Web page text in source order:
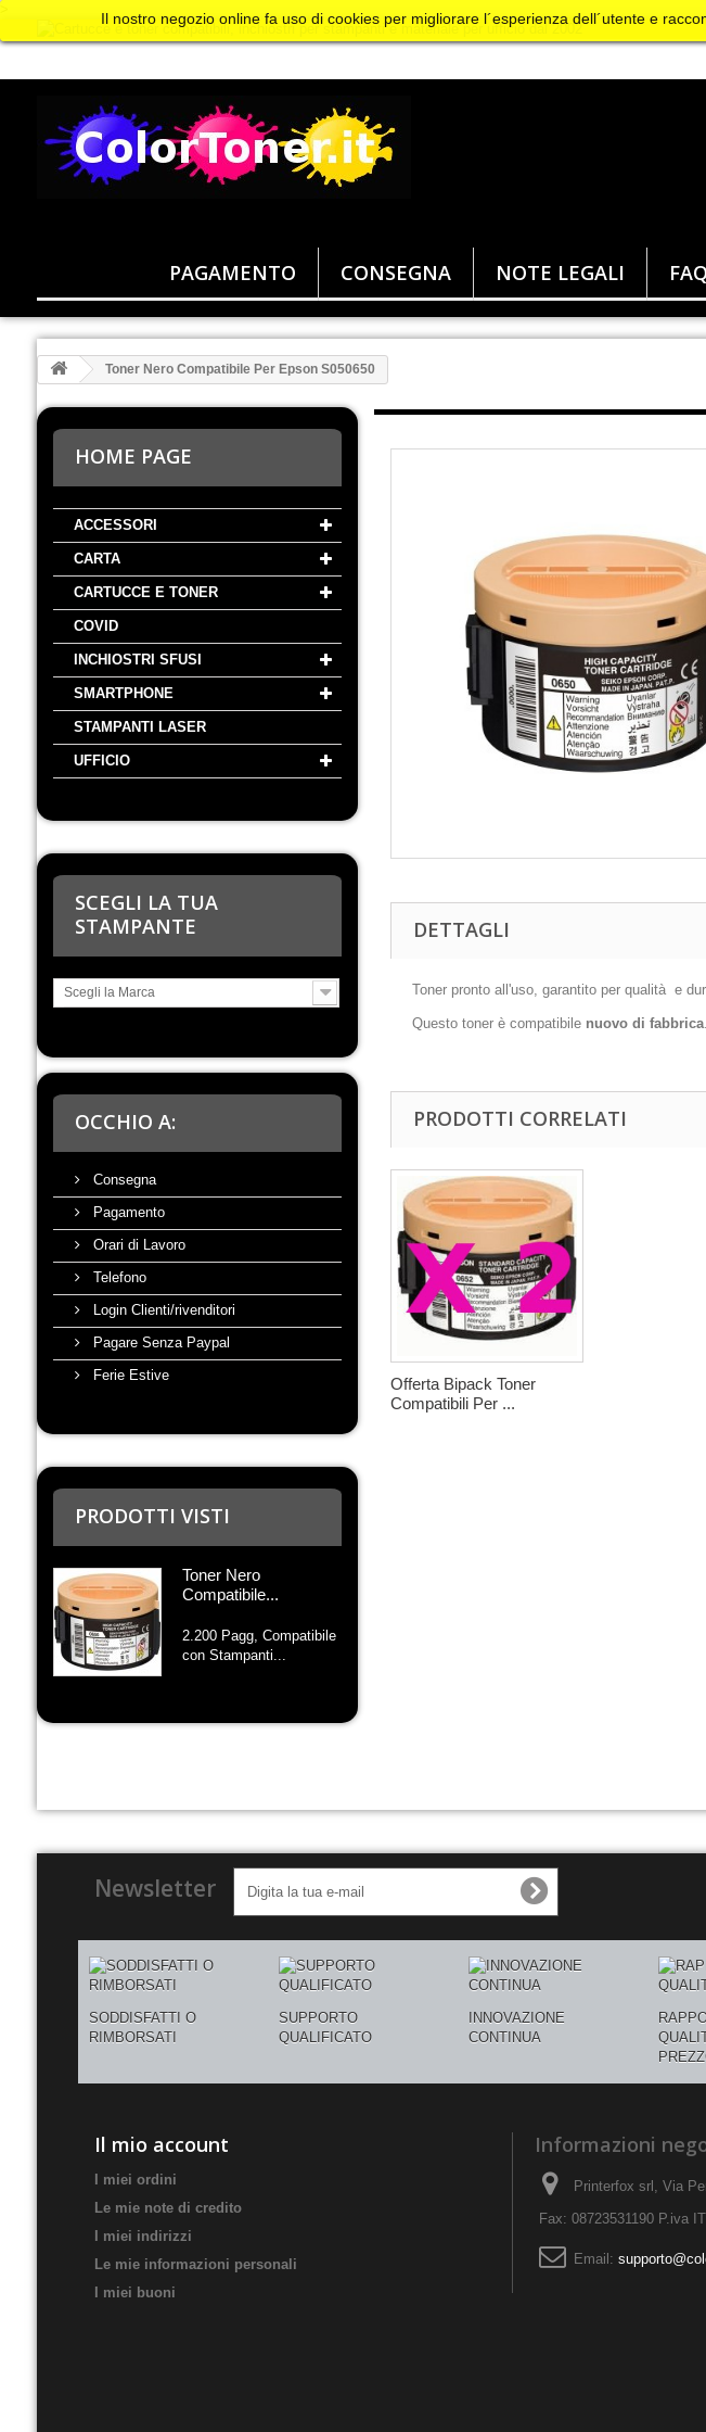
PAGAMENTO CONSEGNA NOTE LEGALI FAQ
Il nostro negozio online fa uso di cookies per migliorare l´esperienza dell´utente e
Toner Nero Compatibile Per Epson S050650
HOME PAGE
ACCESSORI
CARTA
CARTUCCE E TONER
COVID
INCHIOSTRI SFUSI
SMARTPHONE
STAMPANTI LASER
UFFICIO
SCEGLI LA TUA
STAMPANTE
Scegli la Marca
OCCHIO A:
Consegna
Pagamento
Orari di Lavoro
Telefono
Login Clienti/rivenditori
Pagare Senza Paypal
Ferie Estive
PRODOTTI VISTI
Toner Nero
Compatibile...
2.200 Pagg, Compatibile
con Stampanti...
DETTAGLI
Toner pronto all'uso, garantito per qualità e
Questo toner è compatibile nuovo di fabbrica.
PRODOTTI CORRELATI
Offerta Bipack Toner
Compatibili Per ...
Newsletter
SODDISFATTI O
RIMBORSATI
SUPPORTO
QUALIFICATO
INNOVAZIONE
CONTINUA
Il mio account
I miei ordini
Le mie note di credito
I miei indirizzi
Le mie informazioni personali
I miei buoni
Informazioni
Printerfox srl, Via
Fax: 08723531190 P.iva
Email: